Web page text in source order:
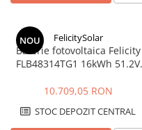
NOU FelicitySolar
Baterie fotovoltaica Felicity
FLB48314TG1 16kWh 51.2V
fara incalzire
10.709,05 RON
STOC DEPOZIT CENTRAL